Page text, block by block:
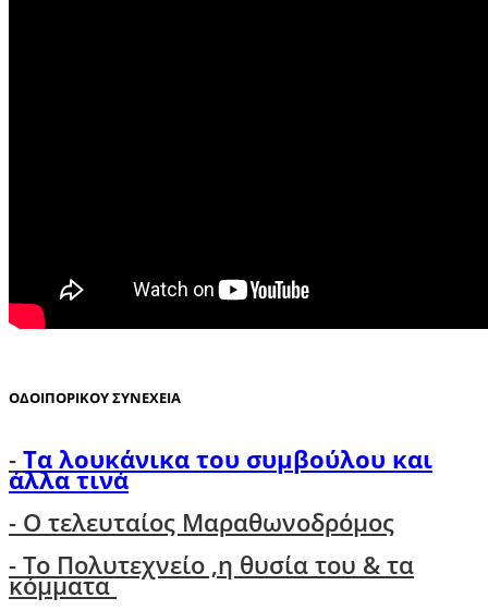
ΟΔΟΙΠΟΡΙΚΟΥ ΣΥΝΕΧΕΙΑ
-Τα λουκάνικα του συμβούλου και
άλλα τινά
- Ο τελευταίος Μαραθωνοδρόμος
- Το Πολυτεχνείο ,η θυσία του & τα
κόμματα